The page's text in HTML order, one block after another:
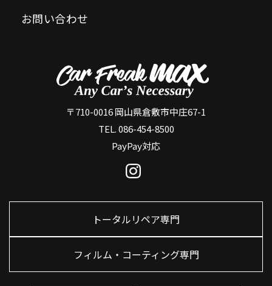
お問い合わせ
〒710-0016 岡山県倉敷市中庄67-1
TEL. 086-454-8500
PayPay対応
トータルリペア専門
フィルム・コーティング専門